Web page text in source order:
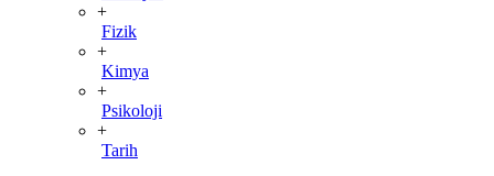
+
Fizik
+
Kimya
+
Psikoloji
+
Tarih